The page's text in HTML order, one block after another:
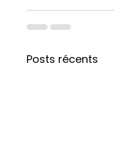
Posts récents